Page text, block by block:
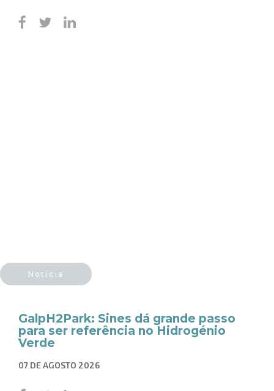
Notícia
GalpH2Park: Sines dá grande passo
para ser referência no Hidrogénio
Verde
07 DE AGOSTO 2026